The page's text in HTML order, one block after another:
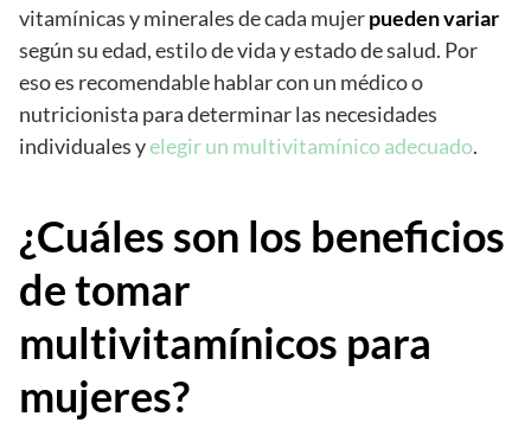
vitamínicas y minerales de cada mujerpueden variar
según su edad, estilo de vida y estado de salud. Por
eso es recomendable hablar con un médico o
nutricionista para determinar las necesidades
individuales yelegir un multivitamínico adecuado.
¿Cuáles son los beneficios
de tomar
multivitamínicos para
mujeres?